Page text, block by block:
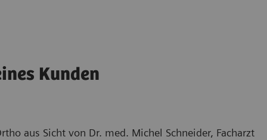
Kunden
aus Sicht von Dr. med. Michel Schneider, Facharzt